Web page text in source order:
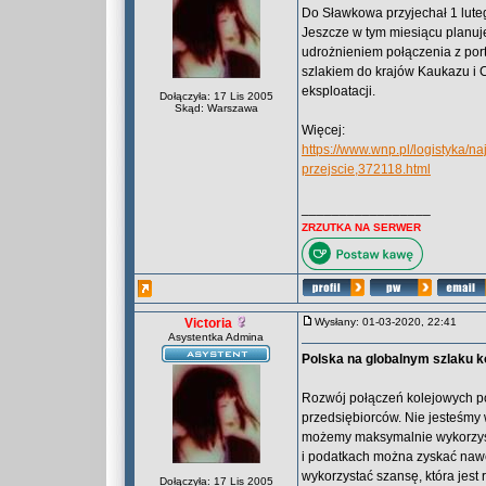
Dołączyła: 17 Lis 2005
Skąd: Warszawa
Do Sławkowa przyjechał 1
Jeszcze w tym miesiącu
udrożnieniem połączenia z
szlakiem do krajów Kaukazu i
eksploatacji.
Więcej:
https://www.wnp.pl/logistyka/
przejscie,372118.html
ZRZUTKA NA SERWER
Victoria
Asystentka Admina
Dołączyła: 17 Lis 2005
Wysłany: 01-03-2020, 22:41
Polska na globalnym szlaku
Rozwój połączeń kolejowych
przedsiębiorców. Nie jesteśmy
możemy maksymalnie
i podatkach można zyskać
wykorzystać szansę, która jest